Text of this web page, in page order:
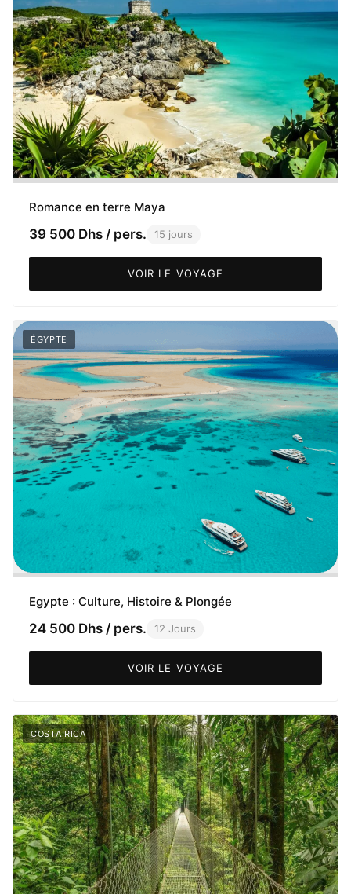
Romance en terre Maya
39 500 Dhs / pers. 15 jours
VOIR LE VOYAGE
ÉGYPTE
Egypte : Culture, Histoire & Plongée
24 500 Dhs / pers. 12 Jours
VOIR LE VOYAGE
COSTA RICA